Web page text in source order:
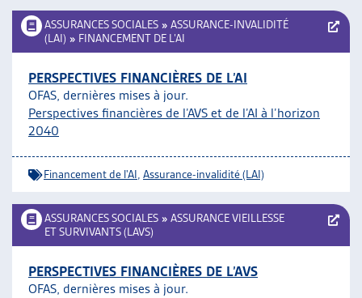
ASSURANCES SOCIALES » ASSURANCE-INVALIDITÉ
(LAI) » FINANCEMENT DE L’AI
PERSPECTIVES FINANCIÈRES DE L’AI
OFAS, dernières mises à jour.
Perspectives financières de l’AVS et de l’AI à l’horizon
2040
Financement de l'AI Assurance-invalidité (LAI)
ASSURANCES SOCIALES » ASSURANCE VIEILLESSE
ET SURVIVANTS (LAVS)
PERSPECTIVES FINANCIÈRES DE L’AVS
OFAS, dernières mises à jour.